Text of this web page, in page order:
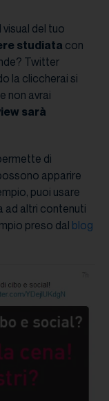
del tuo
studiata con
Twitter
la cliccherai si
non avrai
sarà
di
apparire
puoi usare
ad altri contenuti
preso dal blog